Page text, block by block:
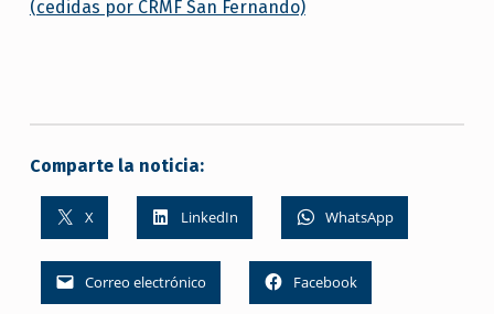
(cedidas por CRMF San Fernando)
Comparte la noticia:
X LinkedIn WhatsApp
Correo electrónico Facebook